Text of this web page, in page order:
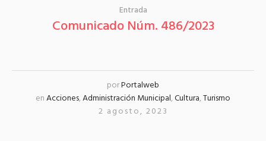
Entrada
Comunicado Núm. 486/2023
porPortalweb
enAcciones,Administración Municipal,Cultura,Turismo
2 agosto, 2023